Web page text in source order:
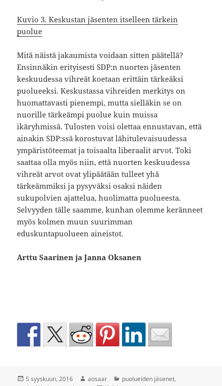
Kuvio 3. Keskustan jäsenten itselleen tärkein
puolue
Mitä näistä jakaumista voidaan sitten päätellä?
Ensinnäkin erityisesti SDP:n nuorten jäsenten
keskuudessa vihreät koetaan erittäin tärkeäksi
puolueeksi. Keskustassa vihreiden merkitys on
huomattavasti pienempi, mutta sielläkin se on
nuorille tärkeämpi puolue kuin muissa
ikäryhmissä. Tulosten voisi olettaa ennustavan, että
ainakin SDP:ssä korostuvat lähitulevaisuudessa
ympäristöteemat ja toisaalta liberaalit arvot. Toki
saattaa olla myös niin, että nuorten keskuudessa
vihreät arvot ovat ylipäätään tulleet yhä
tärkeämmiksi ja pysyväksi osaksi näiden
sukupolvien ajattelua, huolimatta puolueesta.
Selvyyden tälle saamme, kunhan olemme keränneet
myös kolmen muun suurimman
eduskuntapuolueen aineistot.
Arttu Saarinen ja Janna Oksanen
Julkaistu
5 syyskuun, 2016 Kirjoittaja
aosaar Kategoriat
puolueiden jäsenet,